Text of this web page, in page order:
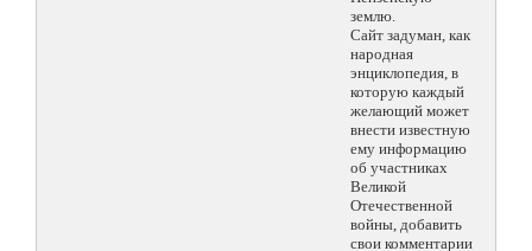
землю.
Сайт задуман, как
народная
энциклопедия, в
которую каждый
желающий может
внести известную
ему информацию
об участниках
Великой
Отечественной
войны, добавить
свои комментарии